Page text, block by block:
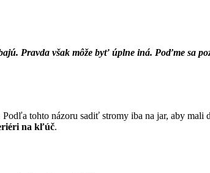
Pravda však môže byť úplne iná. Poďme sa
tohto názoru sadiť stromy iba na jar, aby mali
na kľúč.